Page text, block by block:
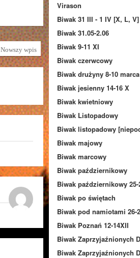
Nowszy wpis
Virason
Biwak 31 III - 1 IV [X, L,
Biwak 31.05-2.06
Biwak 9-11 XI
Biwak czerwcowy
Biwak drużyny 8-10 marca
Biwak jesienny 14-16 X
Biwak kwietniowy
Biwak Listopadowy
Biwak listopadowy
Biwak majowy
Biwak marcowy
Biwak październikowy
Biwak październikowy 25-
Biwak po świętach
Biwak pod namiotami 26-
Biwak Poznań 12-14XII
Biwak Zaprzyjaźnionych
Biwak Zaprzyjaźnionych